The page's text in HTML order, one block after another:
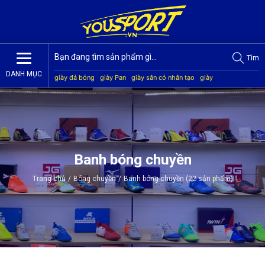
DANH MỤC
Tìm
giày đá bóng giày Pan giày sân cỏ nhân tạo
giày
Jogarbola
giày Mitre giày Akka quần áo bóng đá
giày
Banh bóng chuyền
Trang chủ / Bóng chuyền / Banh bóng chuyền (22 sản phẩm)